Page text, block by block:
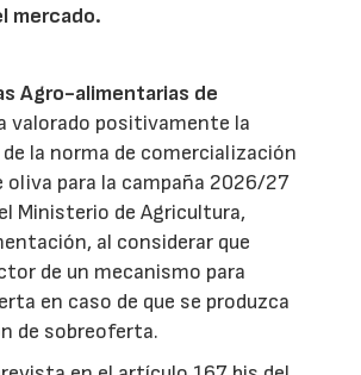
mercado.
Agro-alimentarias de
valorado positivamente la
la norma de comercialización
oliva para la campaña 2026/27
Ministerio de Agricultura,
al considerar que
de un mecanismo para
en caso de que se produzca
de sobreoferta.